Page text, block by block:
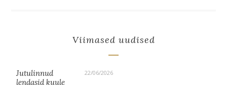
Viimased uudised
Jutulinnud
lendasid kuule
22/06/2026